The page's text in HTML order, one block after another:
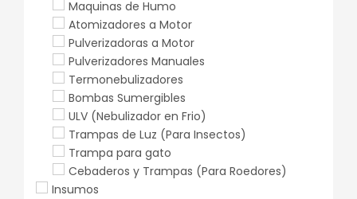
Maquinas de Humo
Atomizadores a Motor
Pulverizadoras a Motor
Pulverizadores Manuales
Termonebulizadores
Bombas Sumergibles
ULV (Nebulizador en Frio)
Trampas de Luz (Para Insectos)
Trampa para gato
Cebaderos y Trampas (Para Roedores)
Insumos